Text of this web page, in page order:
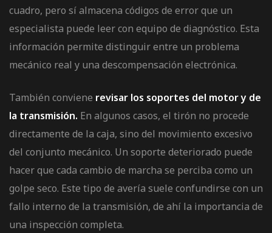
cuadro, pero sí almacena códigos de error que un
especialista puede leer con equipo de diagnóstico. Esta
información permite distinguir entre un problema
mecánico real y una descompensación electrónica.
También conviene revisar los soportes del motor y de
la transmisión. En algunos casos, el tirón no procede
directamente de la caja, sino del movimiento excesivo
del conjunto mecánico. Un soporte deteriorado puede
hacer que cada cambio de marcha se perciba como un
golpe seco. Este tipo de avería suele confundirse con un
fallo interno de la transmisión, de ahí la importancia de
una inspección completa.